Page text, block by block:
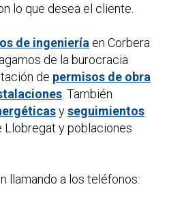
lo que desea el cliente.
de ingeniería en Corbera
de la burocracia
de permisos de obra
. También
yseguimientos
Llobregat y poblaciones
llamando a los teléfonos: